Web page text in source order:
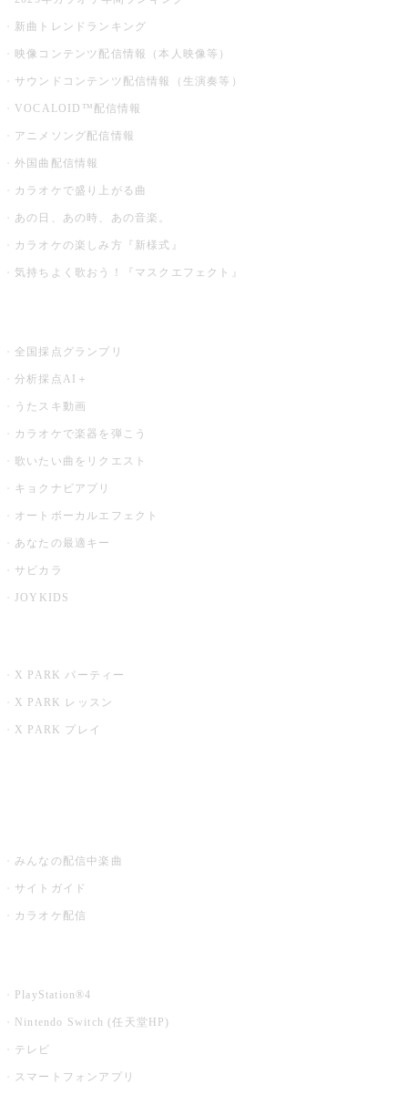
新曲トレンドランキング
映像コンテンツ配信情報（本人映像等）
サウンドコンテンツ配信情報（生演奏等）
VOCALOID™配信情報
アニメソング配信情報
外国曲配信情報
カラオケで盛り上がる曲
あの日、あの時、あの音楽。
カラオケの楽しみ方『新様式』
気持ちよく歌おう！『マスクエフェクト』
全国採点グランプリ
分析採点AI＋
うたスキ動画
カラオケで楽器を弾こう
歌いたい曲をリクエスト
キョクナビアプリ
オートボーカルエフェクト
あなたの最適キー
サビカラ
JOYKIDS
X PARK パーティー
X PARK レッスン
X PARK プレイ
みんなの配信中楽曲
サイトガイド
カラオケ配信
PlayStation®4
Nintendo Switch (任天堂HP)
テレビ
スマートフォンアプリ